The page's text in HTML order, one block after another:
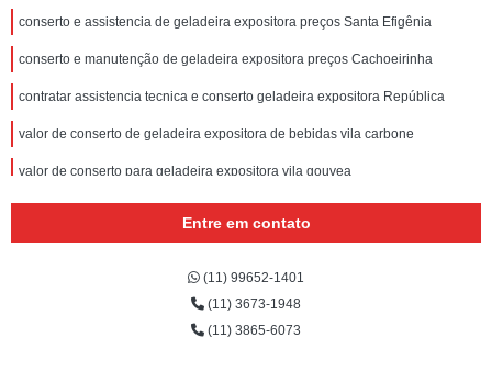
conserto e assistencia de geladeira expositora preços Santa Efigênia
conserto e manutenção de geladeira expositora preços Cachoeirinha
contratar assistencia tecnica e conserto geladeira expositora República
valor de conserto de geladeira expositora de bebidas vila carbone
valor de conserto para geladeira expositora vila gouvea
qual o preço de conserto e assistencia de geladeira expositora av casa
valor de conserto para geladeira expositora Vila Comercial
qual o preço de conserto para geladeira expositora Água Branca
Entre em contato
(11) 99652-1401
(11) 3673-1948
(11) 3865-6073